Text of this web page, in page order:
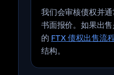
我们会审核债权并
书面报价。如果出
的 FTX 债权出售流
结构。